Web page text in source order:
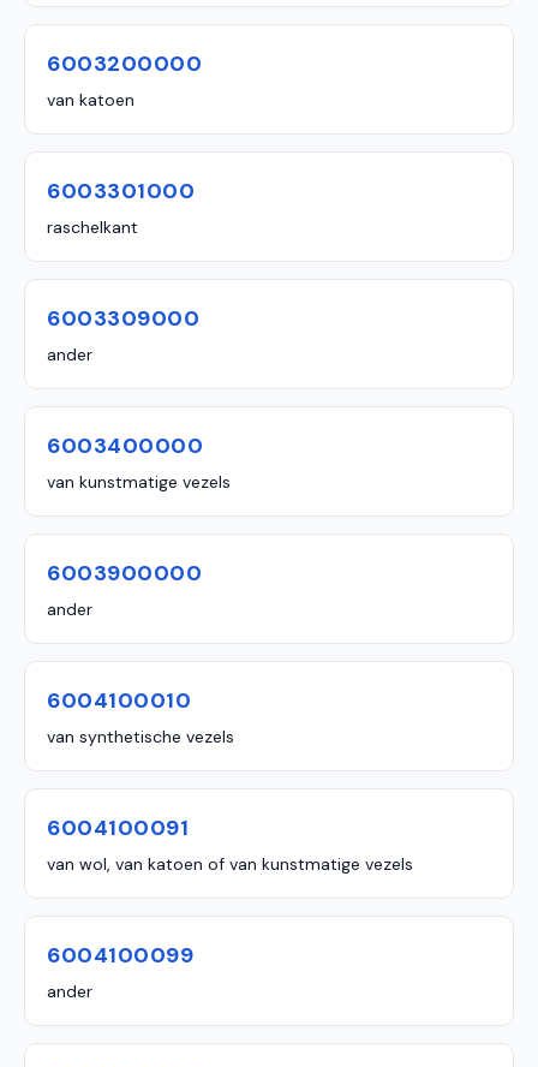
6003200000
van katoen
6003301000
raschelkant
6003309000
ander
6003400000
van kunstmatige vezels
6003900000
ander
6004100010
van synthetische vezels
6004100091
van wol, van katoen of van kunstmatige vezels
6004100099
ander